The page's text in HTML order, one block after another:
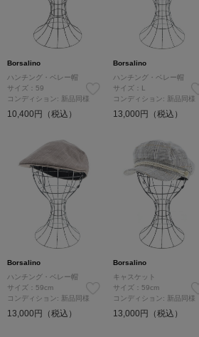
Borsalino
ハンチング・ベレー帽
サイズ：59
コンディション: 新品同様
10,400円（税込）
Borsalino
ハンチング・ベレー帽
サイズ：L
コンディション: 新品同様
13,000円（税込）
Borsalino
ハンチング・ベレー帽
サイズ：59cm
コンディション: 新品同様
13,000円（税込）
Borsalino
キャスケット
サイズ：59cm
コンディション: 新品同様
13,000円（税込）